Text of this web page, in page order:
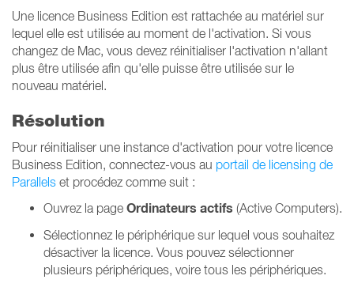
Une licence Business Edition est rattachée au matériel sur
lequel elle est utilisée au moment de l'activation. Si vous
changez de Mac, vous devez réinitialiser l'activation n'allant
plus être utilisée afin qu'elle puisse être utilisée sur le
nouveau matériel.
Résolution
Pour réinitialiser une instance d'activation pour votre licence
Business Edition, connectez-vous au portail de licensing de
Parallels et procédez comme suit :
Ouvrez la page Ordinateurs actifs (Active Computers).
Sélectionnez le périphérique sur lequel vous souhaitez
désactiver la licence. Vous pouvez sélectionner
plusieurs périphériques, voire tous les périphériques.